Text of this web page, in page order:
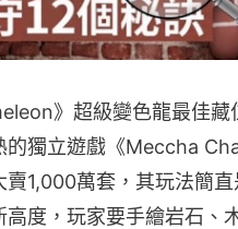
》超級變色龍最佳藏
的獨立遊戲《Meccha
1,000萬套，其玩法簡直
度，玩家要手繪岩石、